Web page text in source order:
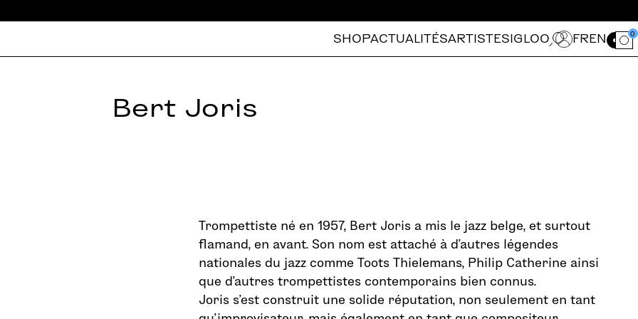
SHOPACTUALITÉSARTISTES IGLOO
Ouvrir le
FR EN 0
Bert Joris
Trompettiste né en 1957, Bert Joris a mis le jazz belge, et surtout
flamand, en avant. Son nom est attaché à d’autres légendes
nationales du jazz comme Toots Thielemans, Philip Catherine ainsi
que d’autres trompettistes contemporains bien connus.
Joris s’est construit une solide réputation, non seulement en tant